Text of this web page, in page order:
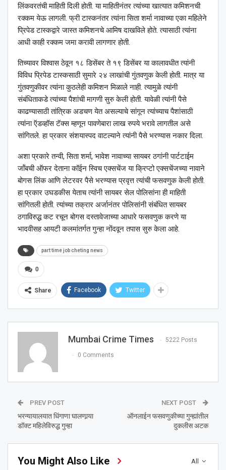
लिंकवरतंची माहिती दिली होती. या माहितीनंतर त्यांच्या खात्यात कमिशनची
रक्कम येऊ लागली. फ्री टास्कनंतर त्यांना सिता शर्मा नावाच्या एका महिलेने
प्रिपेड टास्कद्वारे जास्त कमिशनचे आमिष दाखविले होते. त्यासाठी त्यांना
आधी काही रक्कम जमा करावी लागणार होती.
तिच्यावर विश्‍वास ठेवून १८ डिसेंबर ते १९ डिसेंबर या कालावधीत त्यांनी
विविध प्रिपेड टास्कसाठी सुमारे २४ लाखांची गुंतवणुक केली होती. मात्र या
गुंतवणुकीवर त्यांना कुठलेही कमिशन मिळाले नाही. त्यामुळे त्यांनी
संबंधिताकडे त्यांच्या पैशांची मागणी सुरु केली होती. यावेळी त्यांनी पैसे
काढण्यासाठी तांत्रिक अडचण येत असल्याचे सांगून त्यांच्याच पैशांसाठी
त्यांना ऍडव्हॉस टॅक्स म्हणून पावणेबारा लाख रुपये भरावे लागतील असे
सांगितले. हा प्रकार संशयास्पद वाटल्याने त्यांनी पैसे भरण्यास नकार दिला.
अशा प्रकारे तन्वी, सिता शर्मा, भावेश नावाच्या सायबर ठगांनी पार्टटाईम
जॉंबची ऑफर देताना कॉईन स्विच एक्सचेंज या क्रिप्टो एक्सचेंजच्या नावाने
बोगस लिंक आणि लेटरवर पैसे भरण्यास प्रवृत्त त्यांची फसवणुक केली होती.
हा प्रकार उघडकीस येताच त्यांनी सायबर सेल पोलिसांना ही माहिती
सांगितली होती. त्यांच्या तक्रार अर्जानंतर पोलिसांनी संबंधित सायबर
ठगाविरुद्ध कट रचून बोगस दस्तावेजाच्या आधारे फसवणुक करणे या
भादवीसह आयटी कलमांतर्गत गुन्हा नोंदवून तपास सुरु केला आहे.
part time job cheting news
0
Share Facebook Twitter
Mumbai Crime Times 5222 Posts
0 Comments
PREV POST
भरन्यायालयात धिंगाणा घालणार्‍या
डॉक्ट महिलेविरुद्ध गुन्हा
NEXT POST
ऑनलाईन फसवणुकीच्या गुन्ह्यांतील
दुकलीस अटक
All
You Might Also Like